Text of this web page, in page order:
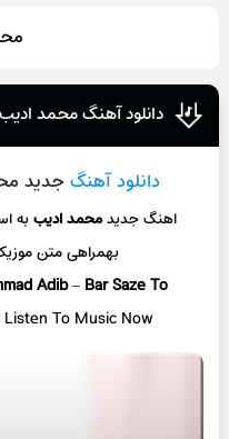
دانلود آهنگ محمد
دانلود آهنگ جدید
اهنگ جدیدمحمد ادیببه
بهمراهی متن موزیک +
Adib–Bar Saze To
To Music Now